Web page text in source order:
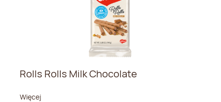
Rolls Rolls Milk Chocolate
Więcej